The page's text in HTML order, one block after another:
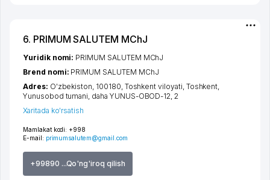
6. PRIMUM SALUTEM MChJ
Mamlakat kodi: +998
E-mail: primumsalutem@gmail.com
+99890 ...Qo'ng'iroq qilish
Yuridik nomi: PRIMUM SALUTEM MChJ
Brend nomi: PRIMUM SALUTEM MChJ
Adres: O'zbekiston, 100180, Toshkent viloyati, Toshkent,
Yunusobod tumani, daha YUNUS-OBOD-12, 2
Xaritada ko'rsatish